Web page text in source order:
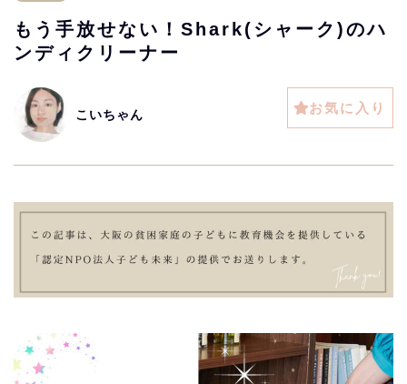
もう手放せない！Shark(シャーク)のハ
ンディクリーナー
こいちゃん お気に入り